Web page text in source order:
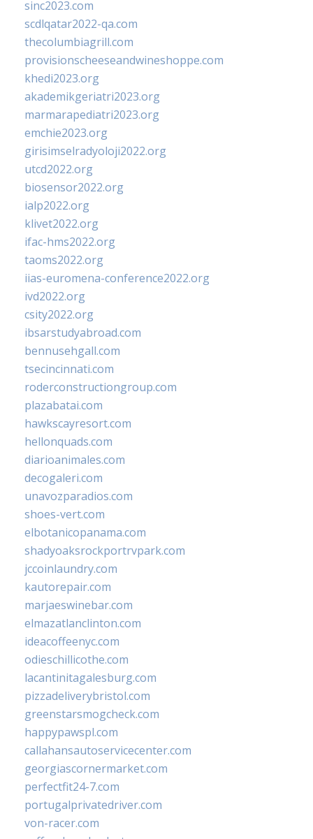
sinc2023.com
scdlqatar2022-qa.com
thecolumbiagrill.com
provisionscheeseandwineshoppe.com
khedi2023.org
akademikgeriatri2023.org
marmarapediatri2023.org
emchie2023.org
girisimselradyoloji2022.org
utcd2022.org
biosensor2022.org
ialp2022.org
klivet2022.org
ifac-hms2022.org
taoms2022.org
iias-euromena-conference2022.org
ivd2022.org
csity2022.org
ibsarstudyabroad.com
bennusehgall.com
tsecincinnati.com
roderconstructiongroup.com
plazabatai.com
hawkscayresort.com
hellonquads.com
diarioanimales.com
decogaleri.com
unavozparadios.com
shoes-vert.com
elbotanicopanama.com
shadyoaksrockportrvpark.com
jccoinlaundry.com
kautorepair.com
marjaeswinebar.com
elmazatlanclinton.com
ideacoffeenyc.com
odieschillicothe.com
lacantinitagalesburg.com
pizzadeliverybristol.com
greenstarsmogcheck.com
happypawspl.com
callahansautoservicecenter.com
georgiascornermarket.com
perfectfit24-7.com
portugalprivatedriver.com
von-racer.com